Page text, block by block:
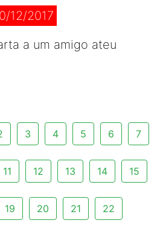
12/2017
a um amigo ateu
3 4 5 6 7
11 12 13 14 15
19 20 21 22